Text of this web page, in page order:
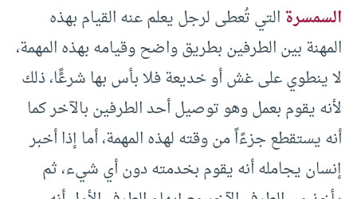
السمسرةالتي تُعطى لرجل يعلم عنه القيام بهذه
المهنة بين الطرفين بطريق واضح وقيامه بهذه المهمة،
لا ينطوي على غش أو خديعة فلا بأس بها شرعًًا، ذلك
لأنه يقوم بعمل وهو توصيل أحد الطرفين بالآخر كما
أنه يستقطع جزءًاً من وقته لهذه المهمة، أما إذا أخبر
إنسان يجامله أنه يقوم بخدمته دون أي شيء، ثم